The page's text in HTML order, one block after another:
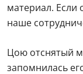
материал. Если
наше
Цою отснятый
запомнилась